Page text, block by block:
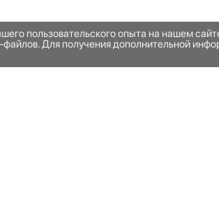
пользовательского опыта на нашем
Для получения дополнительной